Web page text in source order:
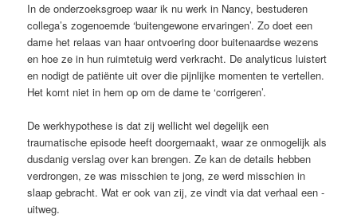
In de onderzoeksgroep waar ik nu werk in Nancy, bestuderen
collega’s ­zogenoemde ‘buitengewone ervaringen’. Zo doet een
dame het relaas van haar ontvoering door buitenaardse ­wezens
en hoe ze in hun ruimtetuig werd verkracht. De analyticus luistert
en nodigt de patiënte uit over die pijnlijke momenten te vertellen.
Het komt niet in hem op om de dame te ‘corrigeren’.
De werkhypothese is dat zij wellicht wel degelijk een
traumatische episode heeft doorgemaakt, waar ze onmogelijk als
dusdanig verslag over kan brengen. Ze kan de ­details hebben
verdrongen, ze was misschien te jong, ze werd misschien in
slaap gebracht. Wat er ook van zij, ze vindt via dat verhaal een ­
uitweg.